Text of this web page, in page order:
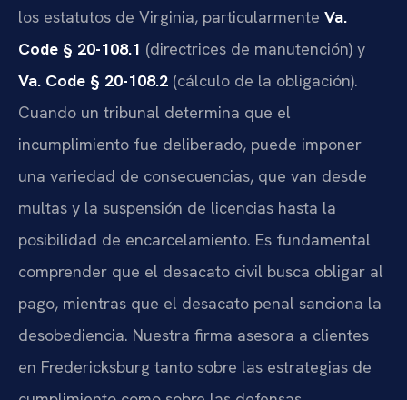
los estatutos de Virginia, particularmente Va.
Code § 20-108.1 (directrices de manutención) y
Va. Code § 20-108.2 (cálculo de la obligación).
Cuando un tribunal determina que el
incumplimiento fue deliberado, puede imponer
una variedad de consecuencias, que van desde
multas y la suspensión de licencias hasta la
posibilidad de encarcelamiento. Es fundamental
comprender que el desacato civil busca obligar al
pago, mientras que el desacato penal sanciona la
desobediencia. Nuestra firma asesora a clientes
en Fredericksburg tanto sobre las estrategias de